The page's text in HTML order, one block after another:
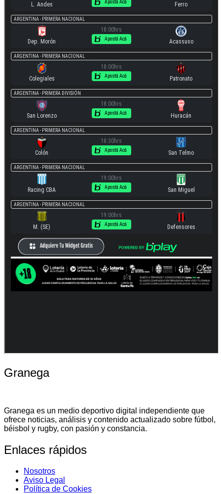
Granega
Granega es un medio deportivo digital independiente que
ofrece noticias, análisis y contenido actualizado sobre fútbol,
béisbol y rugby, con pasión y constancia.
Enlaces rápidos
Nosotros
Aviso Legal
Política de Cookies